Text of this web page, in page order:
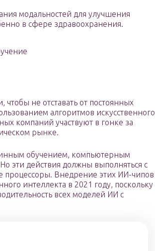
модальностей для улучшения
в сфере здравоохранения.
не отставать от постоянных
алгоритмов искусственного
компаний участвуют в гонке за
рынке.
обучением, компьютерным
эти действия должны выполняться с
процессоры. Внедрение этих ИИ-чипов
интеллекта в 2021 году, поскольку
всех моделей ИИ с